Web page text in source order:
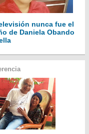
nunca fue el
de Daniela Obando